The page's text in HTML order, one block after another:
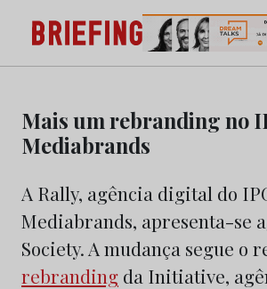
content
Briefing: Todas as notícias sobre
Marketing e da Publicidade
Mais um rebranding no
Mediabrands
A Rally, agência digital do
Mediabrands, apresenta-se
Society. A mudança segue o
rebranding da Initiative,